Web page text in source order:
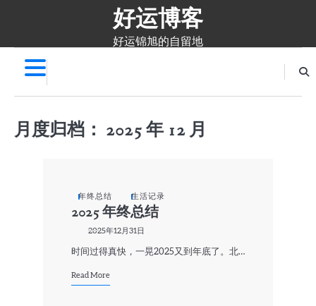
好运博客
好运锦旭的自留地
月度归档： 2025 年 12 月
年终总结 生活记录
2025 年终总结
2025年12月31日
时间过得真快，一晃2025又到年底了。北…
Read More